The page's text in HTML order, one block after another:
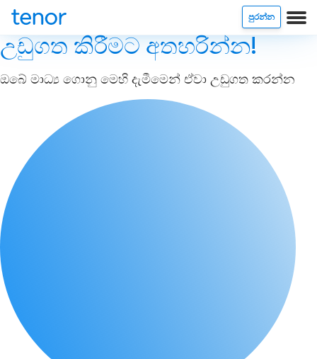
පුරන්න
උඩුගත කිරීමට අතහරින්න!
ඔබේ මාධ්‍ය ගොනු මෙහි දැමීමෙන් ඒවා උඩුගත කරන්න